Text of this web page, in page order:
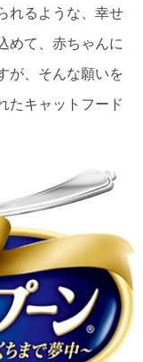
れるような、幸せ
めて、赤ちゃんに
が、そんな願いを
たキャットフード